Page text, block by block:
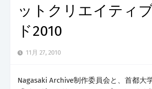
ットクリエイティ
ド2010
11月 27, 2010
Nagasaki Archive制作委員会と、首都大